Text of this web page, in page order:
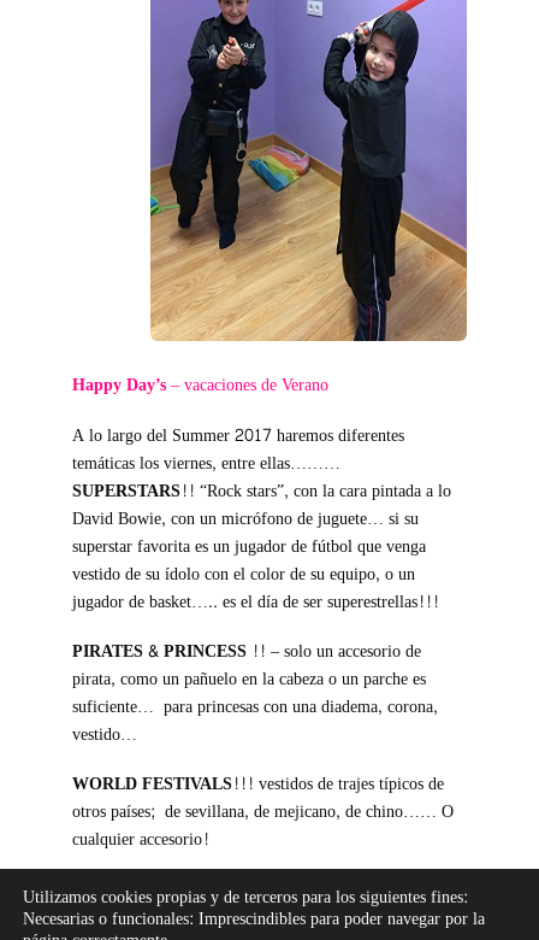
Happy Day’s– vacaciones de Verano
A lo largo del Summer 2017 haremos diferentes
temáticas los viernes, entre ellas………
SUPERSTARS!! “Rock stars”, con la cara pintada a lo
David Bowie, con un micrófono de juguete… si su
superstar favorita es un jugador de fútbol que venga
vestido de su ídolo con el color de su equipo, o un
jugador de basket….. es el día de ser superestrellas!!!
PIRATES & PRINCESS !! – solo un accesorio de
pirata, como un pañuelo en la cabeza o un parche es
suficiente… para princesas con una diadema, corona,
vestido…
WORLD FESTIVALS!!! vestidos de trajes típicos de
otros países; de sevillana, de mejicano, de chino…… O
cualquier accesorio!
Ésto son tan sólo unas ideas, lo importante es..HAVE
FUN!!
Utilizamos cookies propias y de terceros para los siguientes fines:
Necesarias o funcionales: Imprescindibles para poder navegar por la